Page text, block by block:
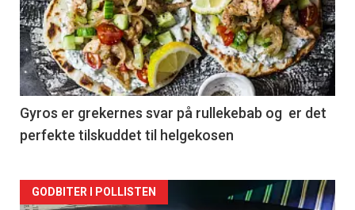
akkurat
nå
-
2
Gyros er grekernes svar på rullekebab og er det
perfekte tilskuddet til helgekosen
Forsiden
GODBITER I POLLISTEN